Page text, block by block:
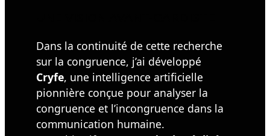
Dans la continuité de cette recherche
sur la congruence, j’ai développé
Cryfe, une intelligence artificielle
pionnière conçue pour analyser la
congruence et l’incongruence dans la
communication humaine.